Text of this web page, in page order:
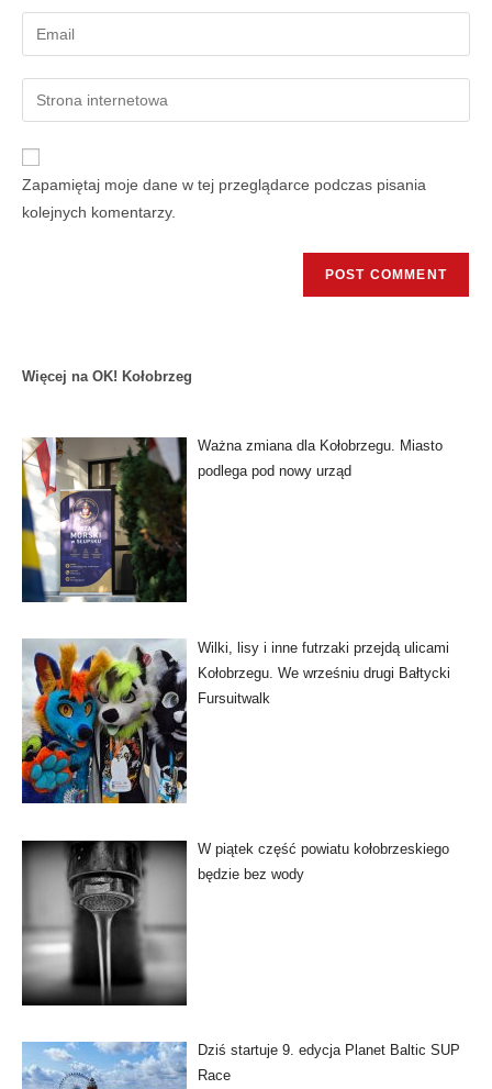
Zapamiętaj moje dane w tej przeglądarce podczas pisania
kolejnych komentarzy.
Więcej na OK! Kołobrzeg
Ważna zmiana dla Kołobrzegu. Miasto
podlega pod nowy urząd
Wilki, lisy i inne futrzaki przejdą ulicami
Kołobrzegu. We wrześniu drugi Bałtycki
Fursuitwalk
W piątek część powiatu kołobrzeskiego
będzie bez wody
Dziś startuje 9. edycja Planet Baltic SUP
Race